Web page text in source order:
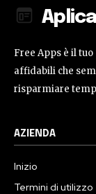
Free Apps è il
affidabili che
risparmiare
AZIENDA
Inizio
Termini di utilizzo